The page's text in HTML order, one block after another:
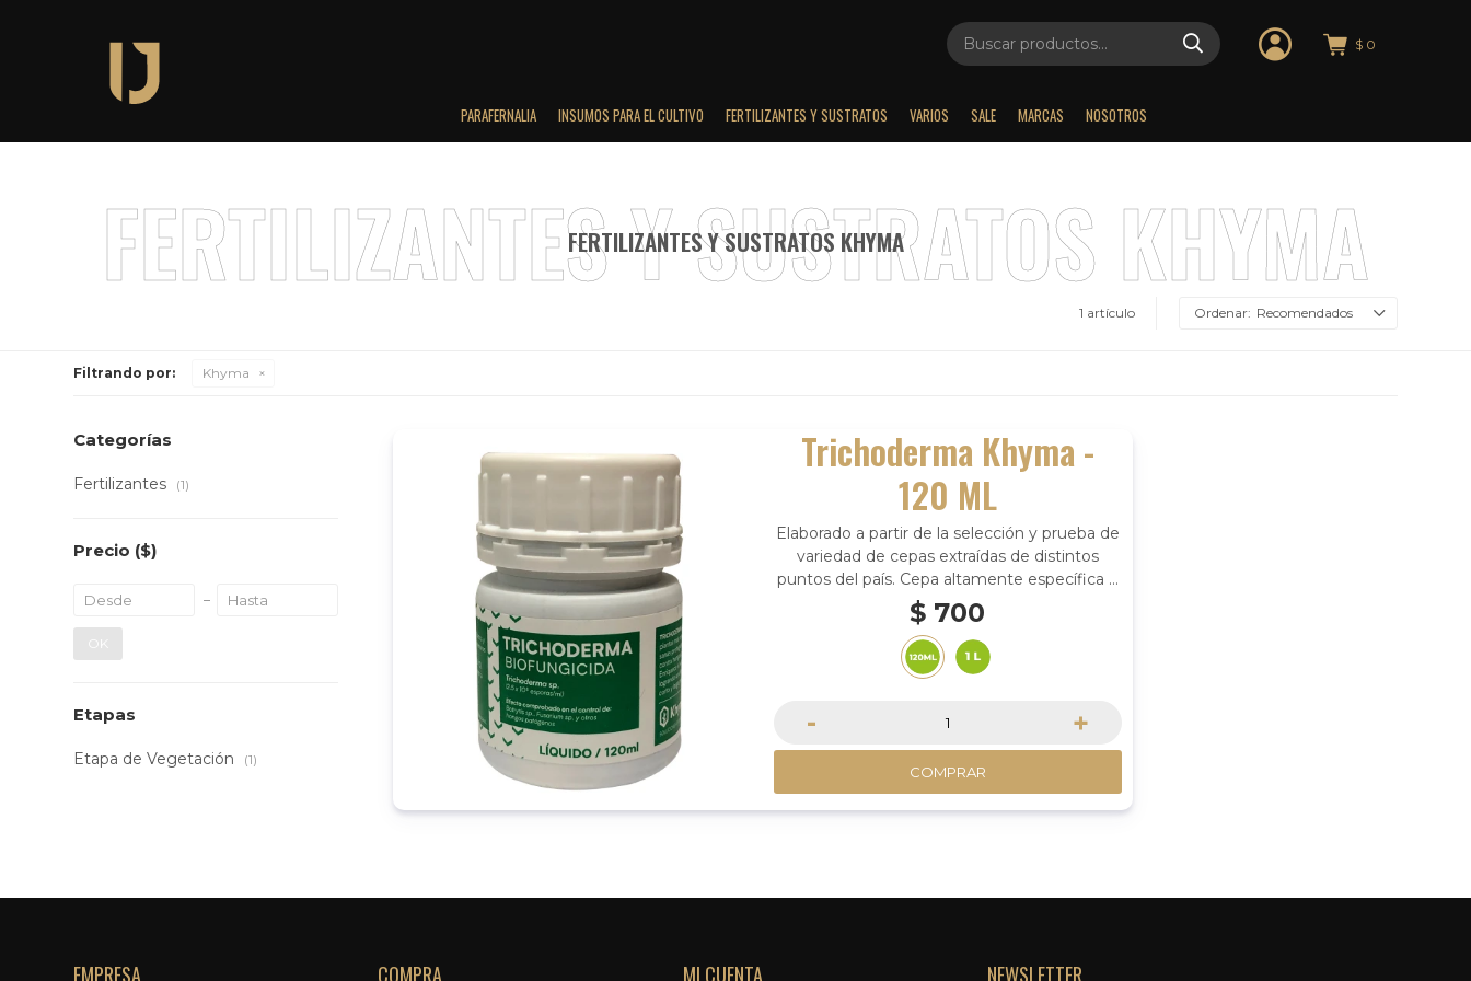
PARAFERNALIA INSUMOS PARA EL CULTIVO FERTILIZANTES Y SUSTRATOS VARIOS SALE MARCAS NOSOTROS
$ 0
FERTILIZANTES Y SUSTRATOS KHYMA
1 artículo Recomendados
Filtrando por: Khyma
Trichoderma Khyma -
120 ML
Elaborado a partir de la selección y prueba de
variedad de cepas extraídas de distintos
puntos del país. Cepa altamente específica y
con una excelente capacidad de adaptación
a las condiciones climáticas y los suelos del
Uruguay.
$ 700
- +
COMPRAR
Categorías
Fertilizantes (1)
Precio ($)
OK
Etapas
Etapa de Vegetación (1)
EMPRESA COMPRA MI CUENTA NEWSLETTER